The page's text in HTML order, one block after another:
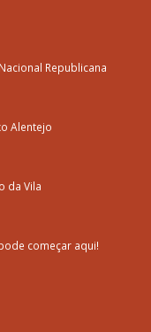
Republicana
Alentejo
da Vila
começar aqui!